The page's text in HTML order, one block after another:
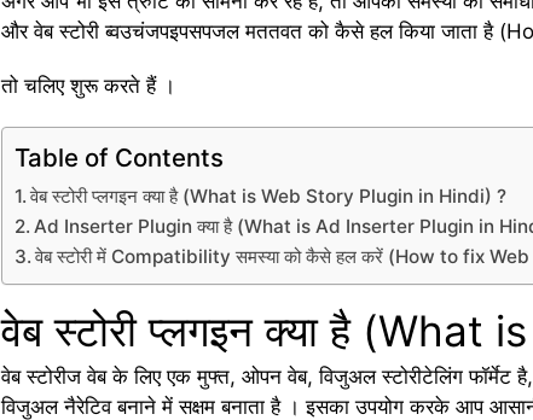
और वेब स्टोरी ब्वउचंजपइपसपजल मततवत को कैसे हल किया जाता
तो चलिए शुरू करते हैं ।
Table of Contents
वेब स्टोरी प्लगइन क्या है (What is Web Story Plugin in Hindi) ?
Ad Inserter Plugin क्या है (What is Ad Inserter Plugin in
वेब स्टोरी में Compatibility समस्या को कैसे हल करें (How to fix
वेब स्टोरी प्लगइन क्या है
वेब स्टोरीज वेब के लिए एक मुफ्त, ओपन वेब, विजुअल स्टोरीटेलिंग
विजुअल नैरेटिव बनाने में सक्षम बनाता है । इसका उपयोग करके आप